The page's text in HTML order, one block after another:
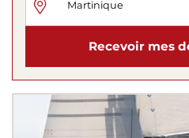
Recevoir mes